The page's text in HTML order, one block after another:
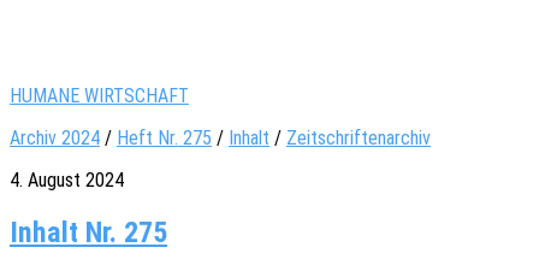
HUMANE WIRTSCHAFT
Archiv 2024 / Heft Nr. 275 / Inhalt / Zeitschriftenarchiv
4. August 2024
Inhalt Nr. 275